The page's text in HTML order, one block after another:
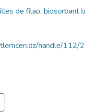
de filao, biosorbant
handle/112/